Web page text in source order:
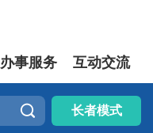
办事服务 互动交流
 长者模式